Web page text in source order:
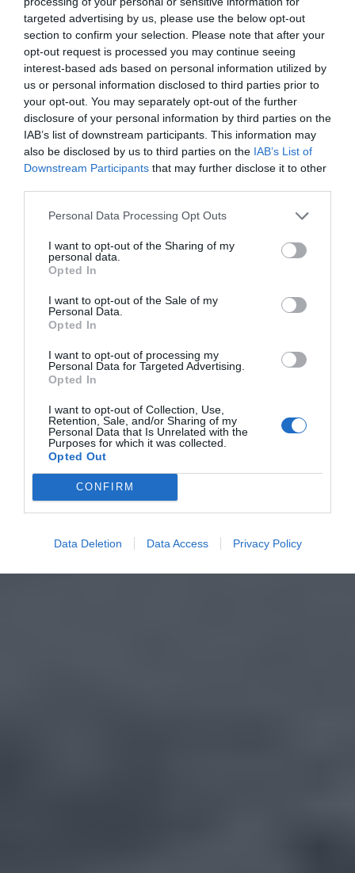
targeted advertising by us, please use the below opt-out
section to confirm your selection. Please note that after your
opt-out request is processed you may continue seeing
interest-based ads based on personal information utilized by
us or personal information disclosed to third parties prior to
your opt-out. You may separately opt-out of the further
disclosure of your personal information by third parties on the
IAB’s list of downstream participants. This information may
also be disclosed by us to third parties on the IAB’s List of
Downstream Participants that may further disclose it to other
Personal Data Processing Opt Outs
I want to opt-out of the Sharing of my
personal data.
Opted In
I want to opt-out of the Sale of my
Personal Data.
Opted In
I want to opt-out of processing my
Personal Data for Targeted Advertising.
Opted In
I want to opt-out of Collection, Use,
Retention, Sale, and/or Sharing of my
Personal Data that Is Unrelated with the
Purposes for which it was collected.
Opted Out
CONFIRM
Data Deletion Data Access Privacy Policy